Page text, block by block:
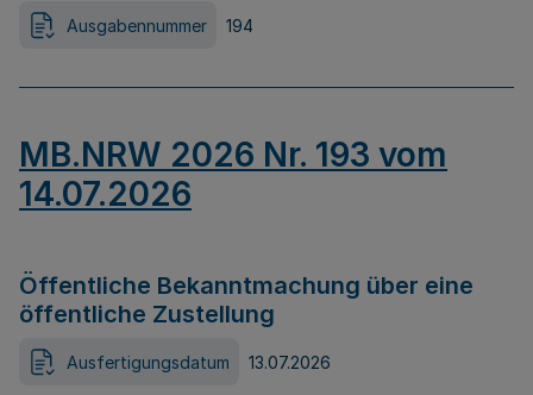
Ausgabennummer 194
MB.NRW 2026 Nr. 193 vom
14.07.2026
Öffentliche Bekanntmachung über eine
öffentliche Zustellung
Ausfertigungsdatum 13.07.2026